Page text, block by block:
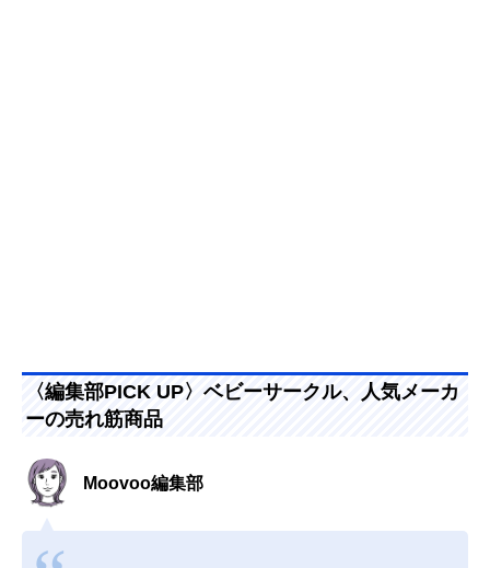
〈編集部PICK UP〉ベビーサークル、人気メーカ
ーの売れ筋商品
Moovoo編集部